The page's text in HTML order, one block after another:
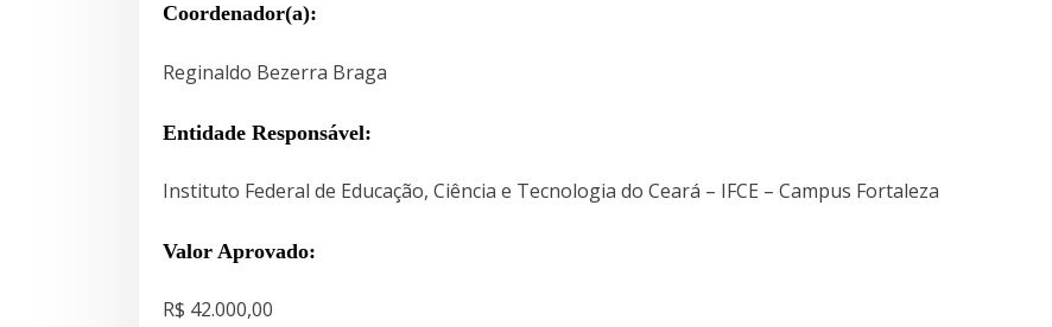
Coordenador(a):
Reginaldo Bezerra Braga
Entidade Responsável:
Instituto Federal de Educação, Ciência e Tecnologia do Ceará – IFCE – Campus Fortaleza
Valor Aprovado:
R$ 42.000,00